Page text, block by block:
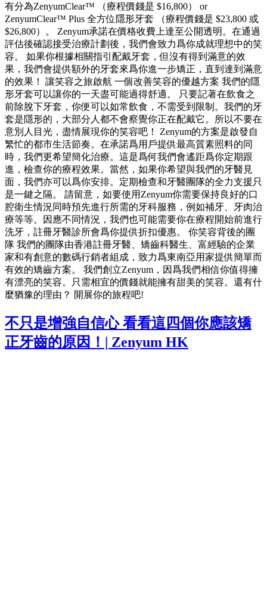
有分為ZenyumClear™ （療程價錢是 $16,800） or
ZenyumClear™ Plus 全方位隱形牙套 （療程價錢是 $23,800 或
$26,800）。 Zenyum承諾在價格收費上達至公開透明。在通過
評估後確認接受治療計劃後，我們會致力爲你成就理想中的笑
容。 如果你根據相關指引配戴牙套，但沒有得到滿意的效
果，我們會提供額外的牙套來爲你進一步矯正，直到達到滿意
的效果！ 讓笑容之旅啟航 一個改善笑容的優越方案 我們的隱
形牙套可以讓你的一天盡可能過得舒適。 只要記著在飲食之
前除脫下牙套，你便可以如常飲食，不需受到限制。我們的牙
套是隱形的，大部分人都不會察覺你正在配戴它。所以不要在
意別人目光，盡情展現你的笑容吧！ Zenyum的方案是啟發自
繁忙的都市生活節奏。在承諾爲用戶提供最高質素照料的同
時，我們更希望簡化治療。這是爲何我們會遙距爲你定期跟
進，檢查你的療程效果。當然，如果你希望與我們的牙醫見
面，我們亦可以爲你安排。定期檢查和牙醫團隊的全力支援只
是一鍵之隔。 請留意，如要使用Zenyum你需要保持良好的口
腔衛生情況同時預先進行所需的牙科服務，例如補牙、牙肉治
療等等。因應不同情況，我們也可能需要你在療程開始前進行
洗牙，註冊牙醫診所會爲你提供折扣優惠。 你笑容背後的團
隊 我們的團隊由香港註冊牙醫、矯齒科醫生、富經驗的企業
家和有創意的數碼行銷者組成，致力爲東南亞用家提供簡單而
有效的矯齒方案。 我們創立Zenyum，因爲我們相信你值得擁
有漂亮的笑容。只需相宜的價錢就能擁有甜美的笑容。還有什
麼猶豫的理由？ 開展你的旅程吧!
不只是增強自信心 看看這四個你應該矯
正牙齒的原因！| Zenyum HK